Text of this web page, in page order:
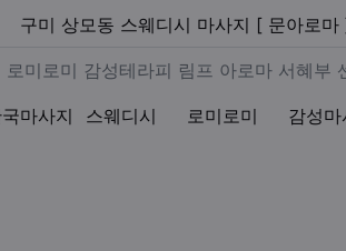
마사지 [ 문아로마 ]
구미 상모동 스웨디시 마사지 [ 문아로마
아로마 ] 스웨디시
미로미 감성테라피 림프 아로마 서혜부
마사지 스웨디시 로미로미 감성마